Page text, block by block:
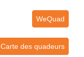
WeQuad
Carte des quadeurs